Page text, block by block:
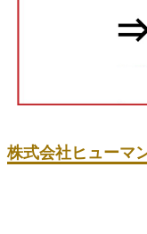
株式会社ヒューマ